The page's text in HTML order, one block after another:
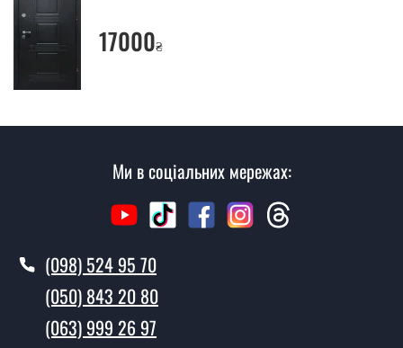
Ви робите установку вхідних дверей?
Так робимо. Монтаж вхідних дверей проводиться
Вартість встановлення дверей Бордо - від 1600 грн.
Як швидко можете встановити двері
Бордо?
У той самий день протягом кількох годин, за умови
Чи можна на сьогодні викликати
замірника?
17000₴
Ми в соціальних мережах:
(098) 524 95 70
(050) 843 20 80
(063) 999 26 97